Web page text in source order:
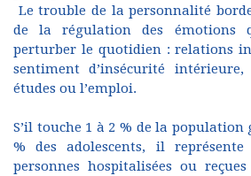
Le trouble de la personnalité
de la régulation des émotions
perturber le quotidien : relations
sentiment d’insécurité
études ou l’emploi.
S’il touche 1 à 2 % de la population
% des adolescents, il
personnes hospitalisées ou